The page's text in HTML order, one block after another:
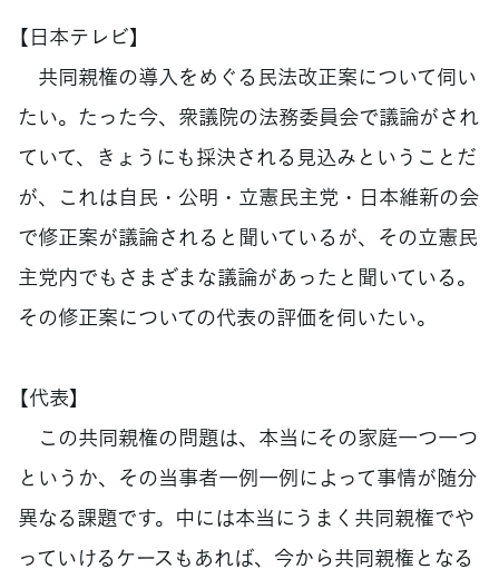
【日本テレビ】
共同親権の導入をめぐる民法改正案について伺い
たい。たった今、衆議院の法務委員会で議論がされ
ていて、きょうにも採決される見込みということだ
が、これは自民・公明・立憲民主党・日本維新の会
で修正案が議論されると聞いているが、その立憲民
主党内でもさまざまな議論があったと聞いている。
その修正案についての代表の評価を伺いたい。
【代表】
この共同親権の問題は、本当にその家庭一つ一つ
というか、その当事者一例一例によって事情が随分
異なる課題です。中には本当にうまく共同親権でや
っていけるケースもあれば、今から共同親権となる